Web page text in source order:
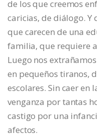
de los que creemos
caricias, de diálogo. Y
que carecen de una
familia, que requiere
Luego nos
en pequeños tiranos,
escolares. Sin caer en
venganza por tantas
castigo por una
afectos.